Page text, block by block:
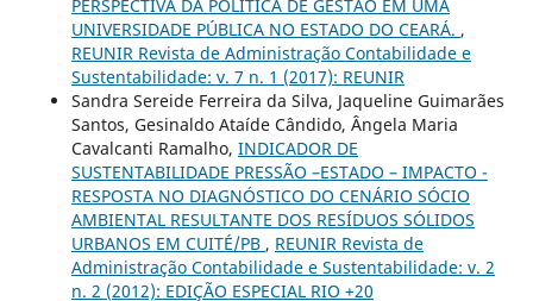
PERSPECTIVA DA POLÍTICA DE GESTÃO EM UMA
UNIVERSIDADE PÚBLICA NO ESTADO DO CEARÁ. ,
REUNIR Revista de Administração Contabilidade e
Sustentabilidade: v. 7 n. 1 (2017): REUNIR
Sandra Sereide Ferreira da Silva, Jaqueline Guimarães
Santos, Gesinaldo Ataíde Cândido, Ângela Maria
Cavalcanti Ramalho, INDICADOR DE
SUSTENTABILIDADE PRESSÃO –ESTADO – IMPACTO -
RESPOSTA NO DIAGNÓSTICO DO CENÁRIO SÓCIO
AMBIENTAL RESULTANTE DOS RESÍDUOS SÓLIDOS
URBANOS EM CUITÉ/PB , REUNIR Revista de
Administração Contabilidade e Sustentabilidade: v. 2
n. 2 (2012): EDIÇÃO ESPECIAL RIO +20